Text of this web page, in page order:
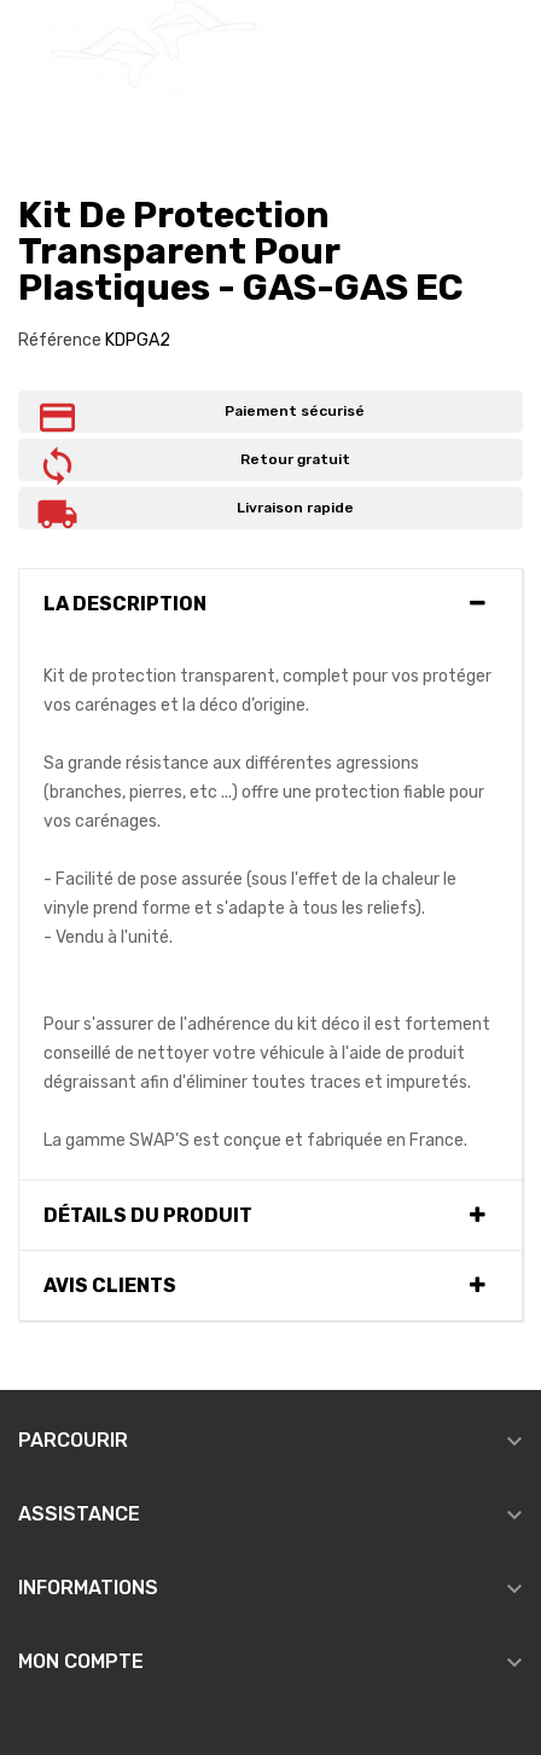
Kit De Protection
Transparent Pour
Plastiques - GAS-GAS EC
Référence KDPGA2
Paiement sécurisé
Retour gratuit
Livraison rapide
LA DESCRIPTION
Kit de protection transparent, complet pour vos protéger
vos carénages et la déco d’origine.
Sa grande résistance aux différentes agressions
(branches, pierres, etc ...) offre une protection fiable pour
vos carénages.
- Facilité de pose assurée (sous l'effet de la chaleur le
vinyle prend forme et s'adapte à tous les reliefs).
- Vendu à l'unité.
Pour s'assurer de l'adhérence du kit déco il est fortement
conseillé de nettoyer votre véhicule à l'aide de produit
dégraissant afin d'éliminer toutes traces et impuretés.
La gamme SWAP’S est conçue et fabriquée en France.
DÉTAILS DU PRODUIT
AVIS CLIENTS
PARCOURIR 
ASSISTANCE 
INFORMATIONS 
MON COMPTE 